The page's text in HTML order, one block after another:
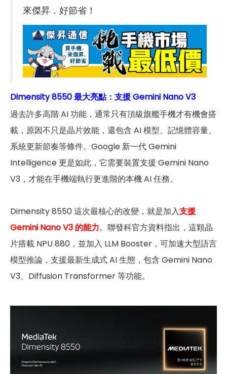
來傑昇．好節省！
Dimensity 8550 最大亮點：支援 Gemini Nano V3
過去許多高階 AI 功能，通常只有頂級旗艦手機才有機會搭
載，原因不只是晶片效能，還包含 AI 模型、記憶體容量、
系統更新節奏等條件。Google 新一代 Gemini
Intelligence 更是如此，它需要裝置支援 Gemini Nano
V3，才能在手機端執行更進階的本機 AI 任務。
Dimensity 8550 這次最核心的改變，就是加入支援
Gemini Nano V3 的能力。聯發科官方資料指出，這顆晶
片搭載 NPU 880，並加入 LLM Booster，可加速大型語言
模型推論，支援最新生成式 AI 生態，包含 Gemini Nano
V3、Diffusion Transformer 等功能。